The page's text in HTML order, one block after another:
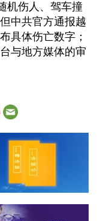
机伤人、驾车撞
中共官方通报越
具体伤亡数字；
与地方媒体的审